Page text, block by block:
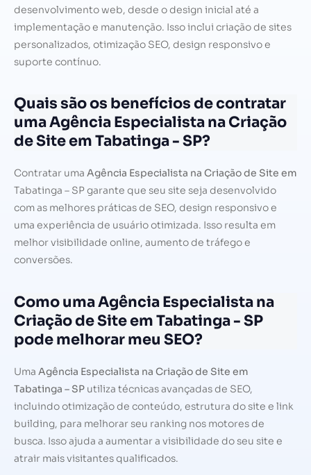
desenvolvimento web, desde o design inicial até a
implementação e manutenção. Isso inclui criação de sites
personalizados, otimização SEO, design responsivo e
suporte contínuo.
Quais são os benefícios de contratar
uma Agência Especialista na Criação
de Site em Tabatinga - SP?
Contratar uma Agência Especialista na Criação de Site em
Tabatinga – SP garante que seu site seja desenvolvido
com as melhores práticas de SEO, design responsivo e
uma experiência de usuário otimizada. Isso resulta em
melhor visibilidade online, aumento de tráfego e
conversões.
Como uma Agência Especialista na
Criação de Site em Tabatinga - SP
pode melhorar meu SEO?
Uma Agência Especialista na Criação de Site em
Tabatinga – SP utiliza técnicas avançadas de SEO,
incluindo otimização de conteúdo, estrutura do site e link
building, para melhorar seu ranking nos motores de
busca. Isso ajuda a aumentar a visibilidade do seu site e
atrair mais visitantes qualificados.